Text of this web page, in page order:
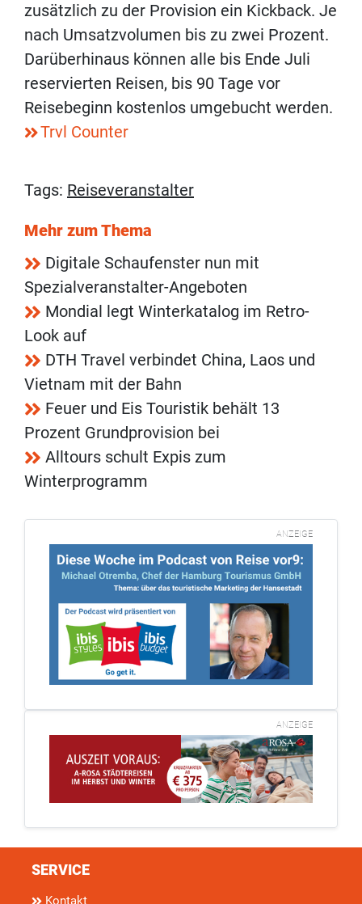
zusätzlich zu der Provision ein Kickback. Je
nach Umsatzvolumen bis zu zwei Prozent.
Darüberhinaus können alle bis Ende Juli
reservierten Reisen, bis 90 Tage vor
Reisebeginn kostenlos umgebucht werden.
Trvl Counter
Tags: Reiseveranstalter
Mehr zum Thema
Digitale Schaufenster nun mit
Spezialveranstalter-Angeboten
Mondial legt Winterkatalog im Retro-
Look auf
DTH Travel verbindet China, Laos und
Vietnam mit der Bahn
Feuer und Eis Touristik behält 13
Prozent Grundprovision bei
Alltours schult Expis zum
Winterprogramm
ANZEIGE
ANZEIGE
SERVICE
Kontakt